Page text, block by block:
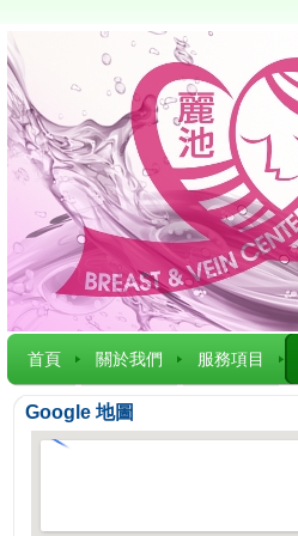
首頁 關於我們 服務項目
Google 地圖